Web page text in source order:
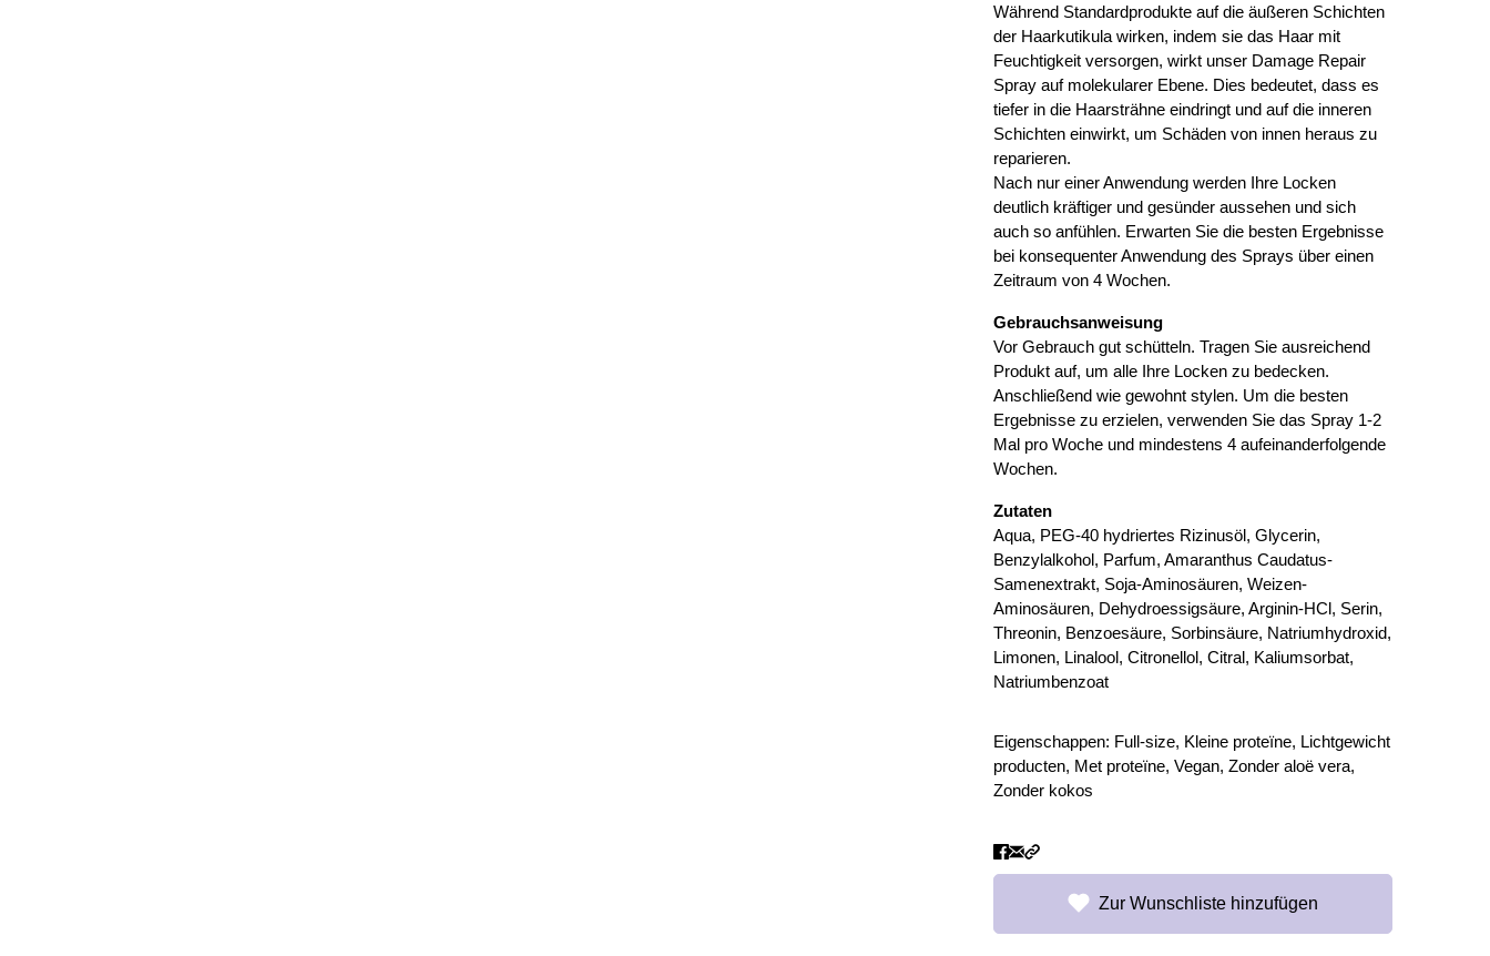
Während Standardprodukte auf die äußeren Schichten
der Haarkutikula wirken, indem sie das Haar mit
Feuchtigkeit versorgen, wirkt unser Damage Repair
Spray auf molekularer Ebene. Dies bedeutet, dass es
tiefer in die Haarsträhne eindringt und auf die inneren
Schichten einwirkt, um Schäden von innen heraus zu
reparieren.
Nach nur einer Anwendung werden Ihre Locken
deutlich kräftiger und gesünder aussehen und sich
auch so anfühlen. Erwarten Sie die besten Ergebnisse
bei konsequenter Anwendung des Sprays über einen
Zeitraum von 4 Wochen.
Gebrauchsanweisung
Vor Gebrauch gut schütteln. Tragen Sie ausreichend
Produkt auf, um alle Ihre Locken zu bedecken.
Anschließend wie gewohnt stylen. Um die besten
Ergebnisse zu erzielen, verwenden Sie das Spray 1-2
Mal pro Woche und mindestens 4 aufeinanderfolgende
Wochen.
Zutaten
Aqua, PEG-40 hydriertes Rizinusöl, Glycerin,
Benzylalkohol, Parfum, Amaranthus Caudatus-
Samenextrakt, Soja-Aminosäuren, Weizen-
Aminosäuren, Dehydroessigsäure, Arginin-HCl, Serin,
Threonin, Benzoesäure, Sorbinsäure, Natriumhydroxid,
Limonen, Linalool, Citronellol, Citral, Kaliumsorbat,
Natriumbenzoat
Eigenschappen: Full-size, Kleine proteïne, Lichtgewicht
producten, Met proteïne, Vegan, Zonder aloë vera,
Zonder kokos
Zur Wunschliste hinzufügen